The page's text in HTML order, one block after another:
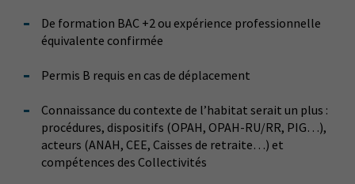
De formation BAC +2 ou expérience professionnelle
équivalente confirmée
Permis B requis en cas de déplacement
Connaissance du contexte de l’habitat serait un plus :
procédures, dispositifs (OPAH, OPAH-RU/RR, PIG…),
acteurs (ANAH, CEE, Caisses de retraite…) et
compétences des Collectivités